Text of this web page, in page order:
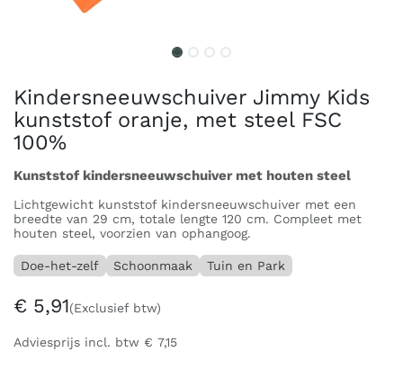
Kindersneeuwschuiver Jimmy Kids
kunststof oranje, met steel FSC
100%
Kunststof kindersneeuwschuiver met houten steel
Lichtgewicht kunststof kindersneeuwschuiver met een
breedte van 29 cm, totale lengte 120 cm. Compleet met
houten steel, voorzien van ophangoog.
Doe-het-zelf Schoonmaak Tuin en Park
€ 5,91(Exclusief btw)
Adviesprijs incl. btw € 7,15